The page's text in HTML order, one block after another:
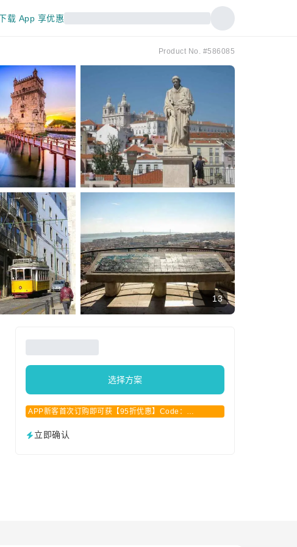
载 App 享优惠
Product No. #586085
13
选择方案
APP新客首次订购即可获【95折优惠】Code：
立即确认